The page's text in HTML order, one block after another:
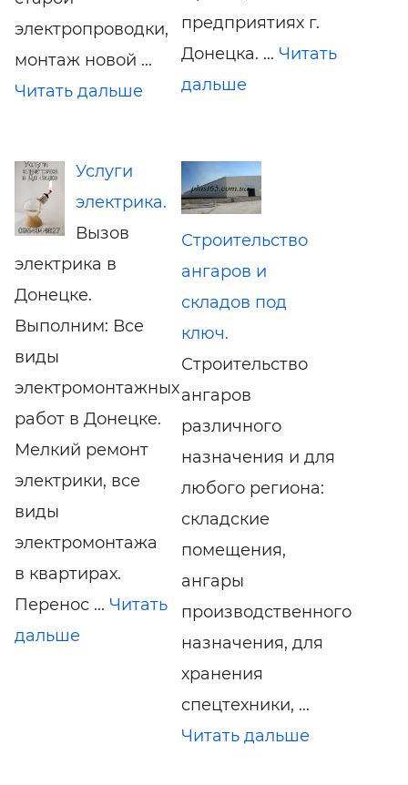
электропроводки,
монтаж новой ...
Читать дальше
предприятиях г.
Донецка. ... Читать
дальше
Услуги
электрика.
Вызов
электрика в
Донецке.
Выполним: Все
виды
электромонтажных
работ в Донецке.
Мелкий ремонт
электрики, все
виды
электромонтажа
в квартирах.
Перенос ... Читать
дальше
Строительство
ангаров и
складов под
ключ.
Строительство
ангаров
различного
назначения и для
любого региона:
складские
помещения,
ангары
производственного
назначения, для
хранения
спецтехники, ...
Читать дальше